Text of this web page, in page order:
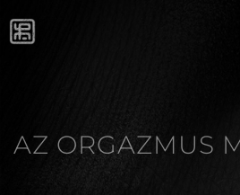
AZ ORGAZMUS